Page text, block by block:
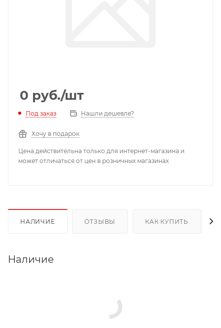
0 руб./шт
Под заказ Нашли дешевле?
Хочу в подарок
Цена действительна только для интернет-магазина и
может отличаться от цен в розничных магазинах
НАЛИЧИЕ ОТЗЫВЫ КАК КУПИТЬ
Наличие